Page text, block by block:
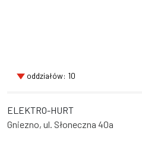
oddziałów: 10
ELEKTRO-HURT
Gniezno, ul. Słoneczna 40a